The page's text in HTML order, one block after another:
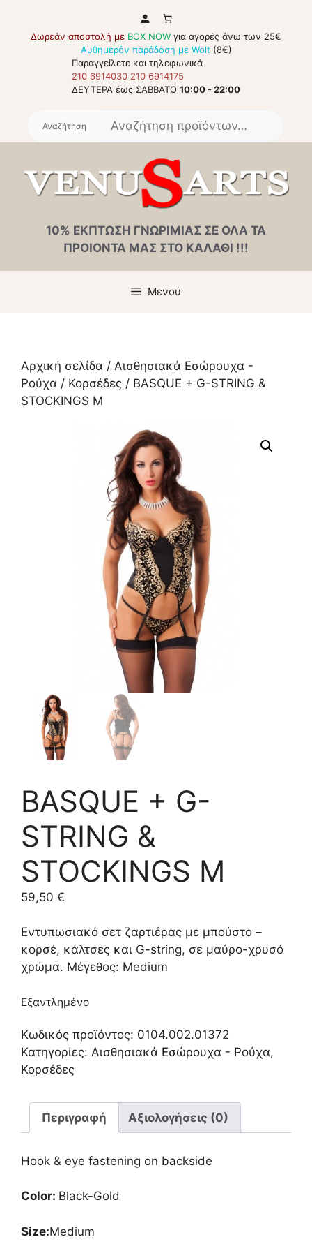
περιεχόμενο
Δωρεάν αποστολή με BOX NOW για αγορές άνω των 25€
Αυθημερόν παράδοση με Wolt (8€)
Παραγγείλετε και τηλεφωνικά
210 6914030 210 6914175
ΔΕΥΤΕΡΑ έως ΣΑΒΒΑΤΟ 10:00 - 22:00
10% ΕΚΠΤΩΣΗ ΓΝΩΡΙΜΙΑΣ ΣΕ ΟΛΑ ΤΑ
ΠΡΟΙΟΝΤΑ ΜΑΣ ΣΤΟ ΚΑΛΑΘΙ !!!
Μενού
Αρχική σελίδα / Αισθησιακά Εσώρουχα -
Ρούχα / Κορσέδες / BASQUE + G-STRING &
STOCKINGS M
BASQUE + G-
STRING &
STOCKINGS M
59,50 €
Εντυπωσιακό σετ ζαρτιέρας με μπούστο –
κορσέ, κάλτσες και G-string, σε μαύρο-χρυσό
χρώμα. Μέγεθος: Medium
Εξαντλημένο
Κωδικός προϊόντος: 0104.002.01372
Κατηγορίες: Αισθησιακά Εσώρουχα - Ρούχα,
Κορσέδες
Περιγραφή Αξιολογήσεις (0)
Hook & eye fastening on backside
Color: Black-Gold
Size:Medium